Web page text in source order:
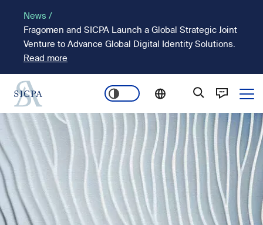
conteúdo
principal
News /
Fragomen and SICPA Launch a Global Strategic Joint
Venture to Advance Global Digital Identity Solutions.
Read more
Main
navigation
Imagem